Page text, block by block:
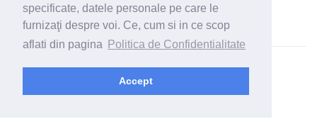
specificate, datele personale pe care le
furnizaţi despre voi. Ce, cum si in ce scop
aflati din pagina
Politica de Confidentialitate
Accept
© 2026 - Jurisprudenta.com -Cautare-Termeni si conditii